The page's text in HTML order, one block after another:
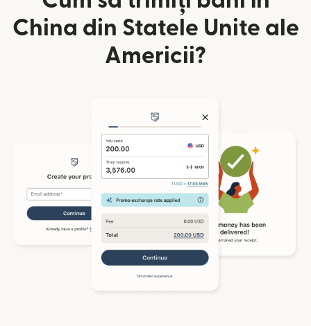
China din Statele Unite ale
Americii?